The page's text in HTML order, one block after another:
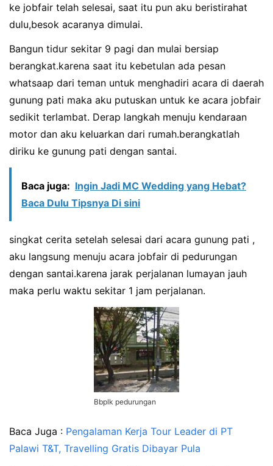
ke jobfair telah selesai, saat itu pun aku beristirahat
dulu,besok acaranya dimulai.
Bangun tidur sekitar 9 pagi dan mulai bersiap
berangkat.karena saat itu kebetulan ada pesan
whatsaap dari teman untuk menghadiri acara di daerah
gunung pati maka aku putuskan untuk ke acara jobfair
sedikit terlambat. Derap langkah menuju kendaraan
motor dan aku keluarkan dari rumah.berangkatlah
diriku ke gunung pati dengan santai.
Baca juga: Ingin Jadi MC Wedding yang Hebat?
Baca Dulu Tipsnya Di sini
singkat cerita setelah selesai dari acara gunung pati ,
aku langsung menuju acara jobfair di pedurungan
dengan santai.karena jarak perjalanan lumayan jauh
maka perlu waktu sekitar 1 jam perjalanan.
Bbplk pedurungan
Baca Juga : Pengalaman Kerja Tour Leader di PT
Palawi T&T, Travelling Gratis Dibayar Pula